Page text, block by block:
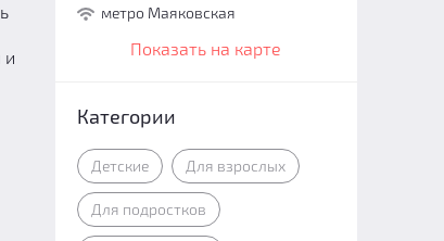
и
метро Маяковская
Показать на карте
Категории
Детские Для взрослых
Для подростков